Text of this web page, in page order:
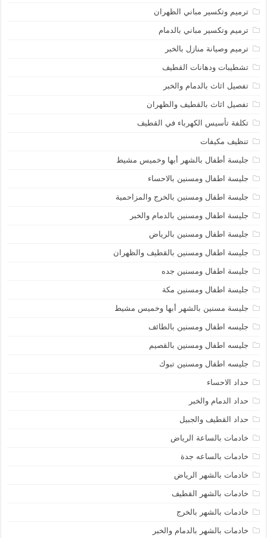
ترميم وتكسير مباني الظهران
ترميم وتكسير مباني بالدمام
ترميم وصيانة منازل بالخبر
تشطيبات ودهانات القطيف
تفصيل اثاث بالدمام والخبر
تفصيل اثاث بالقطيف والظهران
تكلفة تأسيس الكهرباء في القطيف
تنظيف مكيفات
جليسة أطفال بالشهر أبها وخميس مشيط
جليسة اطفال ومسنين بالاحساء
جليسة اطفال ومسنين بالخرج والمزاحمية
جليسة اطفال ومسنين بالدمام والخبر
جليسة اطفال ومسنين بالرياض
جليسة اطفال ومسنين بالقطيف والظهران
جليسة اطفال ومسنين جده
جليسة اطفال ومسنين مكة
جليسة مسنين بالشهر أبها وخميس مشيط
جليسه اطفال ومسنين بالطائف
جليسه اطفال ومسنين بالقصيم
جليسه اطفال ومسنين تبوك
حداد الاحساء
حداد الدمام والخبر
حداد القطيف والجبيل
خادمات بالساعة الرياض
خادمات بالساعه جدة
خادمات بالشهر الرياض
خادمات بالشهر القطيف
خادمات بالشهر بالخرج
خادمات بالشهر بالدمام والخبر